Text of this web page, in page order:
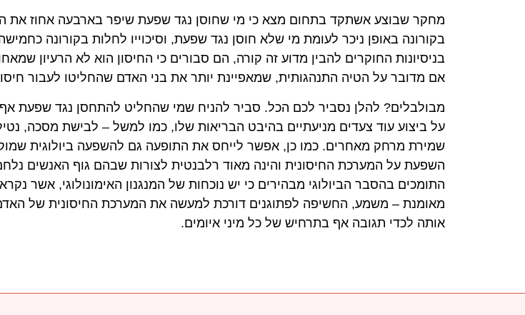
מחקר שבוצע אשתקד בתחום מצא כי מי שחוסן נגד שפעת שיפר בארבעה אחוז את
בקורונה באופן ניכר לעומת מי שלא חוסן נגד שפעת, וסיכוייו לחלות בקורונה
בניסיונות החוקרים להבין מדוע זה קורה, הם סבורים כי החיסון הוא לא הרעיון
אם מדובר על הטיה התנהגותית, שמאפיינת יותר את בני האדם שהחליטו לעבור
מבולבלים? להלן נסביר לכם הכל. סביר להניח שמי שהחליט להתחסן נגד שפעת
על ביצוע עוד צעדים מניעתיים בהיבט הבריאות שלו, כמו למשל – לבישת מסכה,
שמירת מרחק מאחרים. כמו כן, אפשר לייחס את התופעה גם להשפעה ביולוגית
השפעת על המערכת החיסונית והינה מאוד רלבנטית לצורות שבהם גוף האנשים
התומכים בהסבר הביולוגי מבהירים כי יש נוכחות של המנגנון האימונולוגי, אשר נקרא
מאומנת – משמע, החשיפה לפתוגנים דורכת למעשה את המערכת החיסונית של
אותה לכדי תגובה אף בתרחיש של כל מיני איומים.